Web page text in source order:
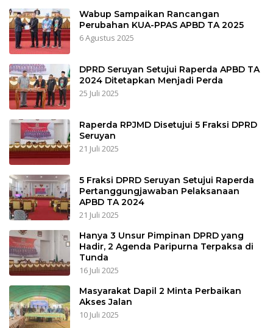
Wabup Sampaikan Rancangan
Perubahan KUA-PPAS APBD TA 2025
6 Agustus 2025
DPRD Seruyan Setujui Raperda APBD TA
2024 Ditetapkan Menjadi Perda
25 Juli 2025
Raperda RPJMD Disetujui 5 Fraksi DPRD
Seruyan
21 Juli 2025
5 Fraksi DPRD Seruyan Setujui Raperda
Pertanggungjawaban Pelaksanaan
APBD TA 2024
21 Juli 2025
Hanya 3 Unsur Pimpinan DPRD yang
Hadir, 2 Agenda Paripurna Terpaksa di
Tunda
16 Juli 2025
Masyarakat Dapil 2 Minta Perbaikan
Akses Jalan
10 Juli 2025